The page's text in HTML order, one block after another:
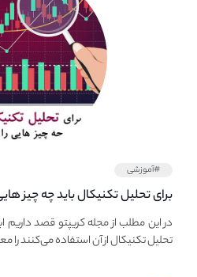
#آموزشی
اولیه تحلیل تکنیکال در مجله کریپتو
در این مطلب از مجله کریپتو قصد داریم
تحلیل تکنیکال از آن استفاده می‌کنند را